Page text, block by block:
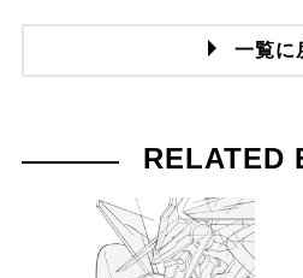
一覧に
RELATED